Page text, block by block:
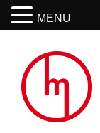
Skip
to
content
MENU